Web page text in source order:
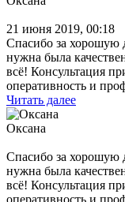
21 июня 2019, 00:18
Спасибо за хорошую
нужна была
всё! Консультация
оперативность и
Читать далее
Оксана
Спасибо за хорошую
нужна была
всё! Консультация
оперативность и